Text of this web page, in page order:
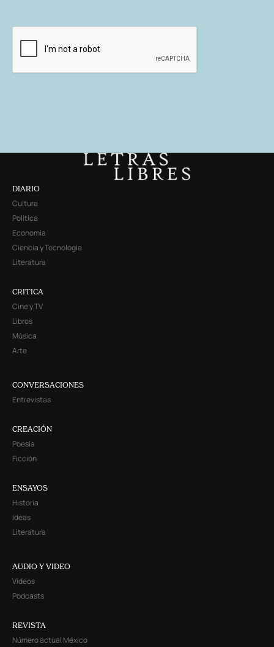
DIARIO
Cultura
Política
Economía
Ciencia y Tecnología
Literatura
CRITICA
Cine y TV
Libros
Música
Arte
CONVERSACIONES
Entrevistas
CREACIÓN
Poesía
Ficción
ENSAYOS
Historia
Ideas
Literatura
AUDIO Y VIDEO
Videos
Podcasts
REVISTA
Número actual México